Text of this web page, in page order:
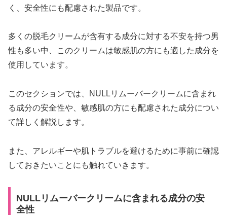
く、安全性にも配慮された製品です。
多くの脱毛クリームが含有する成分に対する不安を持つ男
性も多い中、このクリームは敏感肌の方にも適した成分を
使用しています。
このセクションでは、NULLリムーバークリームに含まれ
る成分の安全性や、敏感肌の方にも配慮された成分につい
て詳しく解説します。
また、アレルギーや肌トラブルを避けるために事前に確認
しておきたいことにも触れていきます。
NULLリムーバークリームに含まれる成分の安
全性